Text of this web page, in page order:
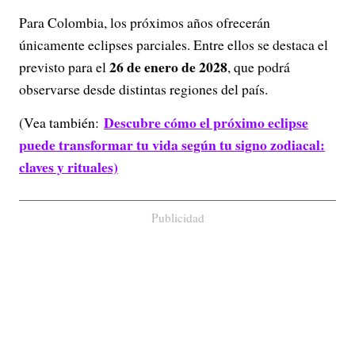
Para Colombia, los próximos años ofrecerán
únicamente eclipses parciales. Entre ellos se destaca el
previsto para el26 de enero de 2028, que podrá
observarse desde distintas regiones del país.
(Vea también: Descubre cómo el próximo eclipse
puede transformar tu vida según tu signo zodiacal:
claves y rituales)
Publicidad